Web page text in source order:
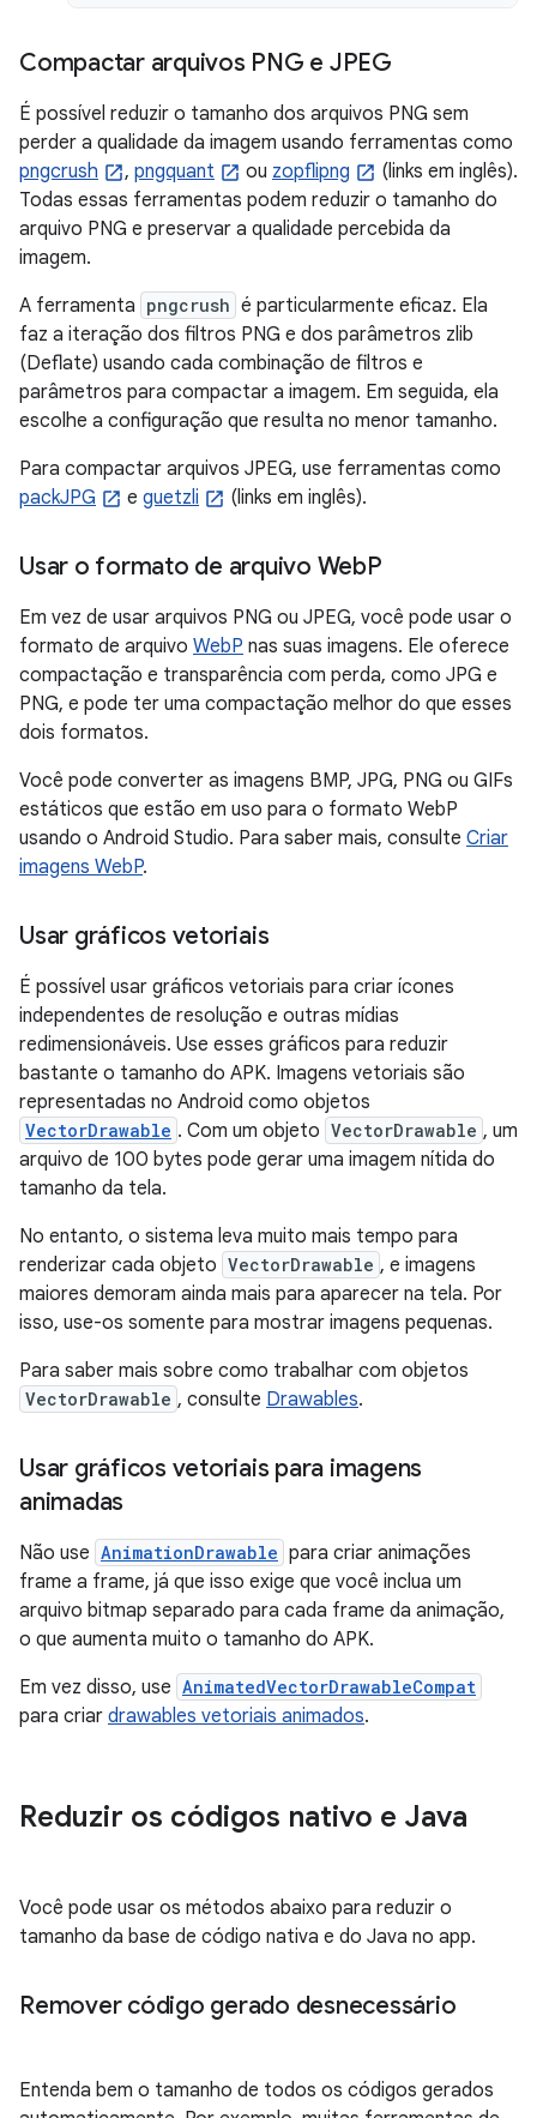
Compactar arquivos PNG e JPEG
É possível reduzir o tamanho dos arquivos PNG sem
perder a qualidade da imagem usando ferramentas como
pngcrush
, pngquant ou zopflipng
(links em inglês).
Todas essas ferramentas podem reduzir o tamanho do
arquivo PNG e preservar a qualidade percebida da
imagem.
A ferramenta pngcrush é particularmente eficaz. Ela
faz a iteração dos filtros PNG e dos parâmetros zlib
(Deflate) usando cada combinação de filtros e
parâmetros para compactar a imagem. Em seguida, ela
escolhe a configuração que resulta no menor tamanho.
Para compactar arquivos JPEG, use ferramentas como
packJPG
e guetzli (links em inglês).
Usar o formato de arquivo WebP
Em vez de usar arquivos PNG ou JPEG, você pode usar o
formato de arquivo WebP nas suas imagens. Ele oferece
compactação e transparência com perda, como JPG e
PNG, e pode ter uma compactação melhor do que esses
dois formatos.
Você pode converter as imagens BMP, JPG, PNG ou GIFs
estáticos que estão em uso para o formato WebP
usando o Android Studio. Para saber mais, consulte Criar
imagens WebP.
Usar gráficos vetoriais
É possível usar gráficos vetoriais para criar ícones
independentes de resolução e outras mídias
redimensionáveis. Use esses gráficos para reduzir
bastante o tamanho do APK. Imagens vetoriais são
representadas no Android como objetos
VectorDrawable . Com um objeto VectorDrawable , um
arquivo de 100 bytes pode gerar uma imagem nítida do
tamanho da tela.
No entanto, o sistema leva muito mais tempo para
renderizar cada objeto VectorDrawable , e imagens
maiores demoram ainda mais para aparecer na tela. Por
isso, use-os somente para mostrar imagens pequenas.
Para saber mais sobre como trabalhar com objetos
VectorDrawable , consulte Drawables.
Usar gráficos vetoriais para imagens
animadas
Não use AnimationDrawable para criar animações
frame a frame, já que isso exige que você inclua um
arquivo bitmap separado para cada frame da animação,
o que aumenta muito o tamanho do APK.
Em vez disso, use AnimatedVectorDrawableCompat
para criar drawables vetoriais animados.
Reduzir os códigos nativo e Java
Você pode usar os métodos abaixo para reduzir o
tamanho da base de código nativa e do Java no app.
Remover código gerado desnecessário
Entenda bem o tamanho de todos os códigos gerados